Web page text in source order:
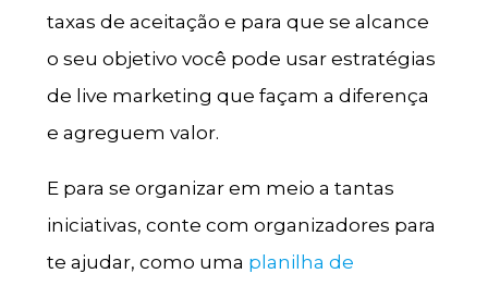
taxas de aceitação e para que se alcance
o seu objetivo você pode usar estratégias
de live marketing que façam a diferença
e agreguem valor.
E para se organizar em meio a tantas
iniciativas, conte com organizadores para
te ajudar, como uma planilha de